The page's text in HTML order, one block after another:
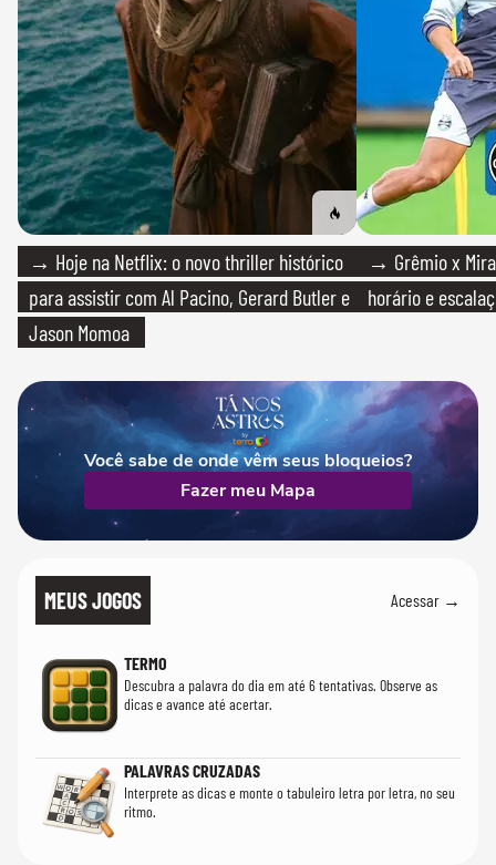
→ Hoje na Netflix: o novo thriller histórico
para assistir com Al Pacino, Gerard Butler e
Jason Momoa
→ Grêmio x
horário e
Você sabe de onde vêm seus bloqueios?
Fazer meu Mapa
MEUS JOGOS Acessar →
TERMO
Descubra a palavra do dia em até 6 tentativas. Observe as
dicas e avance até acertar.
PALAVRAS CRUZADAS
Interprete as dicas e monte o tabuleiro letra por letra, no seu
ritmo.